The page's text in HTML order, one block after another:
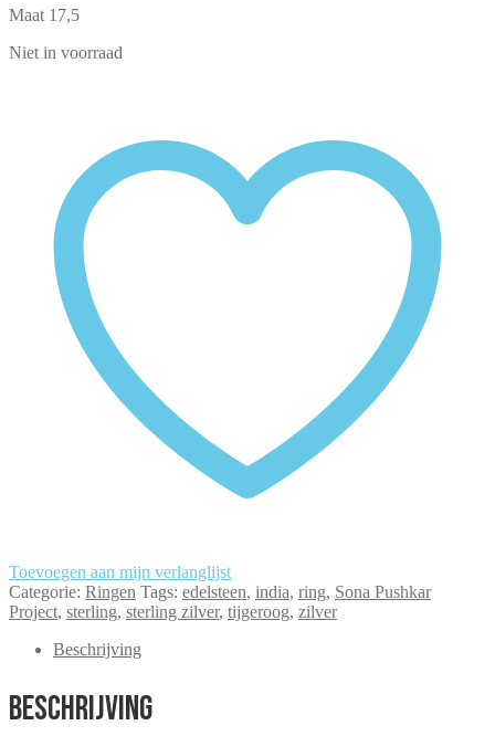
Maat 17,5
Niet in voorraad
Toevoegen aan mijn verlanglijst
Categorie: Ringen Tags: edelsteen, india, ring, Sona Pushkar
Project, sterling, sterling zilver, tijgeroog, zilver
Beschrijving
Beschrijving